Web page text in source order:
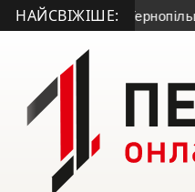
НАЙСВІЖІШЕ:
на зв’язок: на